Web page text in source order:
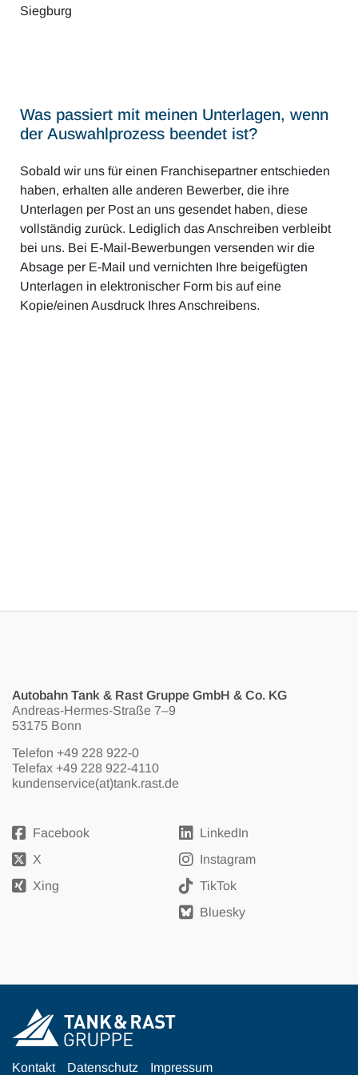
Siegburg
Was passiert mit meinen Unterlagen, wenn
der Auswahlprozess beendet ist?
Sobald wir uns für einen Franchisepartner entschieden
haben, erhalten alle anderen Bewerber, die ihre
Unterlagen per Post an uns gesendet haben, diese
vollständig zurück. Lediglich das Anschreiben verbleibt
bei uns. Bei E-Mail-Bewerbungen versenden wir die
Absage per E-Mail und vernichten Ihre beigefügten
Unterlagen in elektronischer Form bis auf eine
Kopie/einen Ausdruck Ihres Anschreibens.
Autobahn Tank & Rast Gruppe GmbH & Co. KG
Andreas-Hermes-Straße 7–9
53175 Bonn
Telefon +49 228 922-0
Telefax +49 228 922-4110
kundenservice(at)tank.rast.de
Facebook
LinkedIn
X
Instagram
Xing
TikTok
Bluesky
Kontakt Datenschutz Impressum